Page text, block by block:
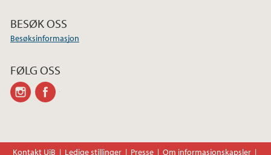
BESØK OSS
Besøksinformasjon
FØLG OSS
instagram
Kontakt UiB Ledige stillinger Presse Om informasjonskapsler